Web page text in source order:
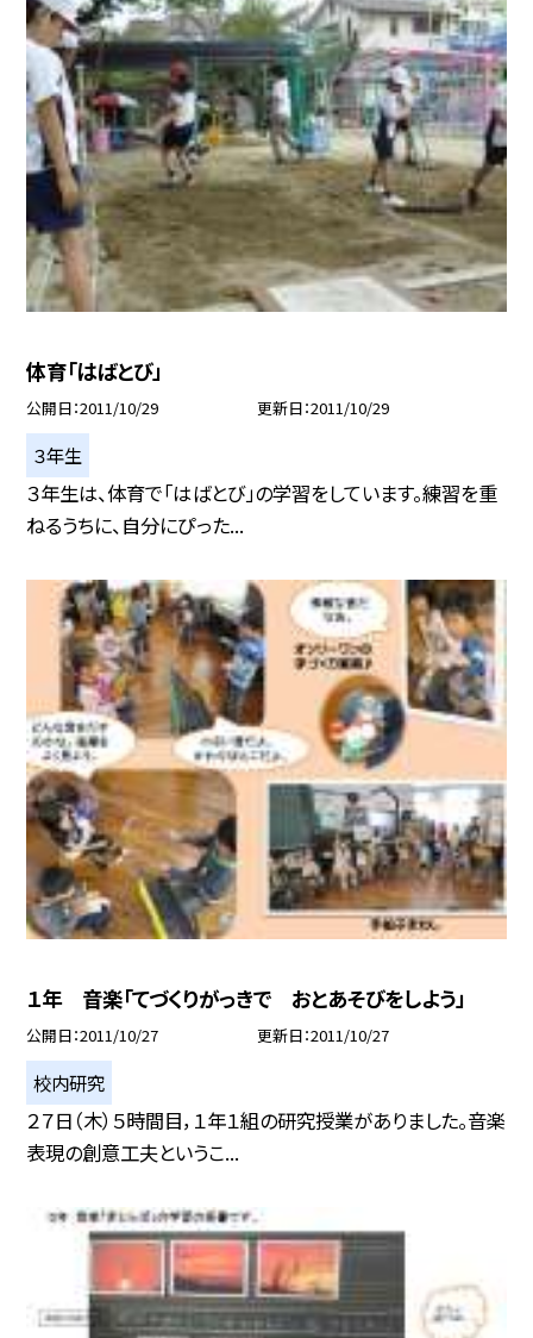
体育「はばとび」
公開日 2011/10/29 更新日 2011/10/29
３年生
３年生は、体育で「はばとび」の学習をしています。練習を重
ねるうちに、自分にぴった...
１年 音楽「てづくりがっきで おとあそびをしよう」
公開日 2011/10/27 更新日 2011/10/27
校内研究
２７日（木）５時間目，１年１組の研究授業がありました。音楽
表現の創意工夫というこ...